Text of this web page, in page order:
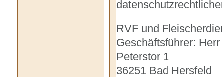
RVF und
Geschäftsführer:
Peterstor 1
36251 Bad Hersfeld